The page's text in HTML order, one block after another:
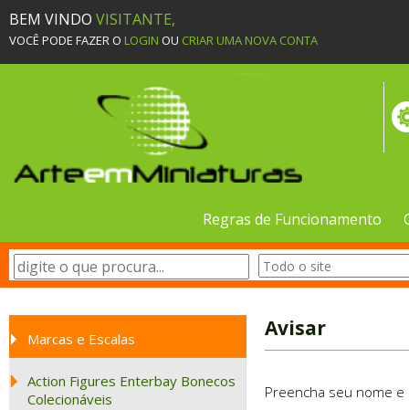
BEM VINDO VISITANTE,
VOCÊ PODE FAZER O LOGIN OU CRIAR UMA NOVA CONTA
Regras de Funcionamento
Marcas e Escalas
Action Figures Enterbay Bonecos
Colecionáveis
Avisar
Preencha seu nome